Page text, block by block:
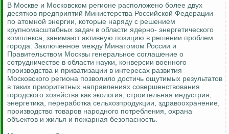
В Москве и Московском регионе расположено более двух
десятков предприятий Министерства Российской Федерации
по атомной энергии, которые наряду с решением
крупномасштабных задач в области ядерно- энергетического
комплекса, занимают активную позицию в решении проблем
города. Заключенное между Минатомом России и
Правительством Москвы генеральное соглашение о
сотрудничестве в области науки, конверсии военного
производства и приватизации в интересах развития
Московского региона позволило достичь ощутимых результатов
в таких приоритетных направлениях совершенствования
городского хозяйства как экология, строительная индустрия,
энергетика, переработка сельхозпродукции, здравоохранение,
производство товаров народного потребления, охрана
объектов и жилья и пожарная безопасность.